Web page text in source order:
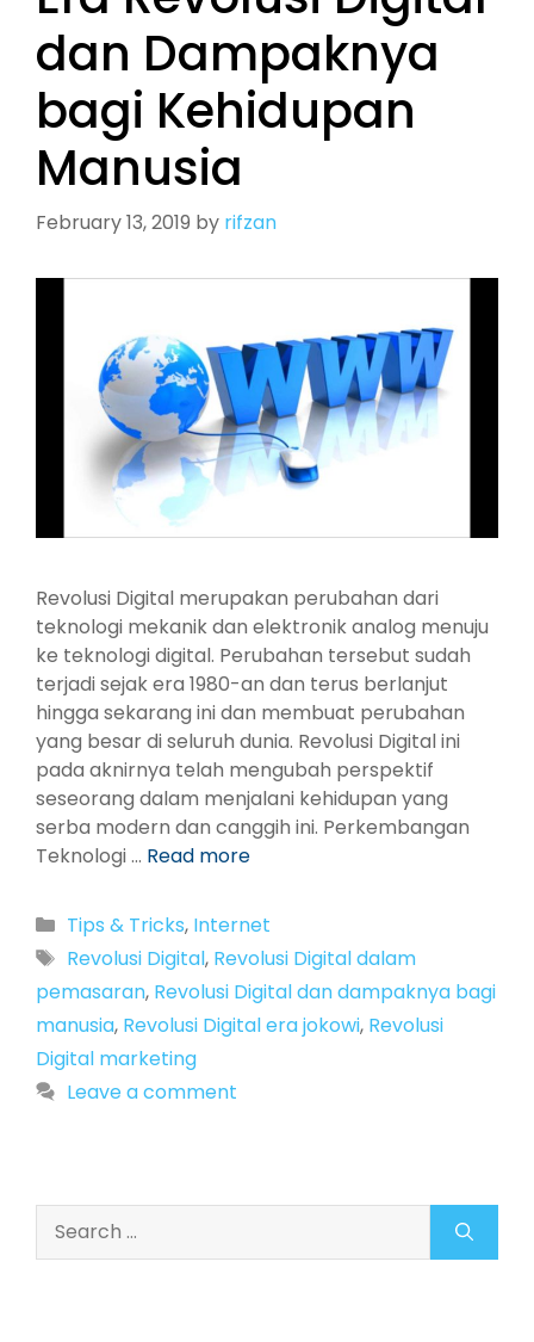
dan Dampaknya
bagi Kehidupan
Manusia
February 13, 2019 by rifzan
Revolusi Digital merupakan perubahan dari
teknologi mekanik dan elektronik analog menuju
ke teknologi digital. Perubahan tersebut sudah
terjadi sejak era 1980-an dan terus berlanjut
hingga sekarang ini dan membuat perubahan
yang besar di seluruh dunia. Revolusi Digital ini
pada aknirnya telah mengubah perspektif
seseorang dalam menjalani kehidupan yang
serba modern dan canggih ini. Perkembangan
Teknologi … Read more
Categories
Tips & Tricks, Internet
Tags
Revolusi Digital, Revolusi Digital dalam
pemasaran, Revolusi Digital dan dampaknya bagi
manusia, Revolusi Digital era jokowi, Revolusi
Digital marketing
Leave a comment
for: